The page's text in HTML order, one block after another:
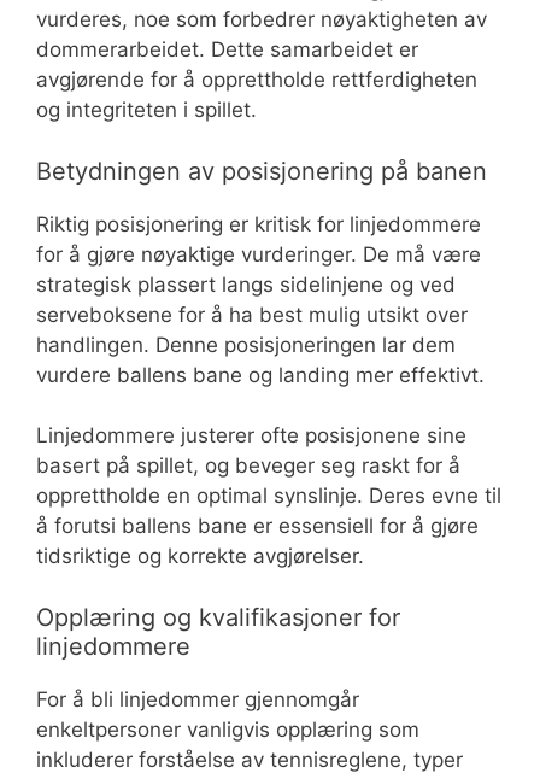
vurderes, noe som forbedrer nøyaktigheten av
dommerarbeidet. Dette samarbeidet er
avgjørende for å opprettholde rettferdigheten
og integriteten i spillet.
Betydningen av posisjonering på banen
Riktig posisjonering er kritisk for linjedommere
for å gjøre nøyaktige vurderinger. De må være
strategisk plassert langs sidelinjene og ved
serveboksene for å ha best mulig utsikt over
handlingen. Denne posisjoneringen lar dem
vurdere ballens bane og landing mer effektivt.
Linjedommere justerer ofte posisjonene sine
basert på spillet, og beveger seg raskt for å
opprettholde en optimal synslinje. Deres evne til
å forutsi ballens bane er essensiell for å gjøre
tidsriktige og korrekte avgjørelser.
Opplæring og kvalifikasjoner for
linjedommere
For å bli linjedommer gjennomgår
enkeltpersoner vanligvis opplæring som
inkluderer forståelse av tennisreglene, typer